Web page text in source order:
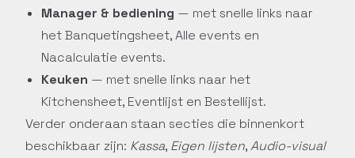
Manager & bediening — met snelle links naar
het Banquetingsheet, Alle events en
Nacalculatie events.
Keuken — met snelle links naar het
Kitchensheet, Eventlijst en Bestellijst.
Verder onderaan staan secties die binnenkort
beschikbaar zijn: Kassa, Eigen lijsten,Audio-visual